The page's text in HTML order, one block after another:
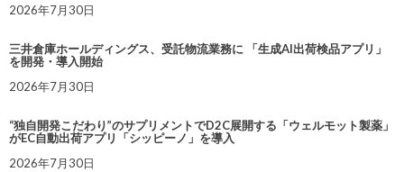
2026年7月30日
三井倉庫ホールディングス、受託物流業務に 「生成AI出荷検品アプリ」
を開発・導入開始
2026年7月30日
“独自開発こだわり”のサプリメントでD2C展開する「ウェルモット製薬」
がEC自動出荷アプリ「シッピーノ」を導入
2026年7月30日